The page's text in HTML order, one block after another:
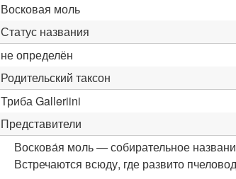
Восковая моль
Статус названия
не определён
Родительский таксон
Триба Galleriini
Представители
Воскова́я моль — собирательное
Встречаются всюду, где развито